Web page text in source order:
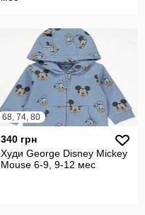
68, 74, 80
340 грн
Худи George Disney Mickey
Mouse 6-9, 9-12 мес